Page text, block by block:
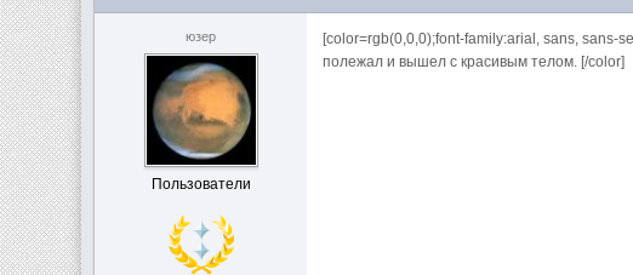
юзер
Пользователи
[color=rgb(0,0,0);font-family:arial, sans, sans-
полежал и вышел с красивым телом. [/color]